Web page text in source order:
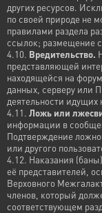
других ресурсов.
по своей природе не
правилами раздела
ссылок; размещение
4.10. Вредительство.
представляющей
находящейся на
данных, серверу или
деятельности идущих
4.11. Ложь или
информации в
Подтверждение
или другого
4.12. Наказания
её представителей,
Верховного
членов, который
соответствующем